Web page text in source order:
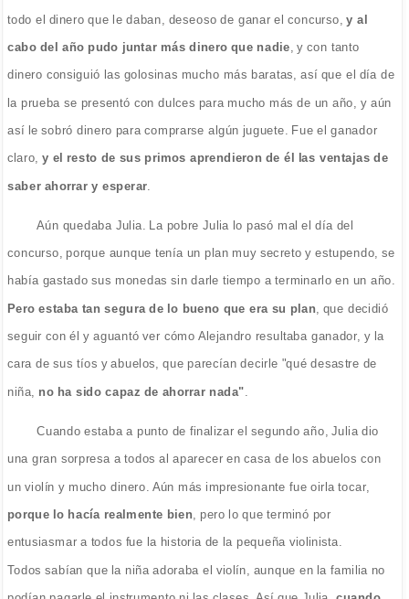
todo el dinero que le daban, deseoso de ganar el concurso, y al
cabo del año pudo juntar más dinero que nadie , y con tanto
dinero consiguió las golosinas mucho más baratas, así que el día de
la prueba se presentó con dulces para mucho más de un año, y aún
así le sobró dinero para comprarse algún juguete. Fue el ganador
claro, y el resto de sus primos aprendieron de él las ventajas de
saber ahorrar y esperar
Aún quedaba Julia. La pobre Julia lo pasó mal el día del
concurso, porque aunque tenía un plan muy secreto y estupendo, se
había gastado sus monedas sin darle tiempo a terminarlo en un año.
Pero estaba tan segura de lo bueno que era su plan , que decidió
seguir con él y aguantó ver cómo Alejandro resultaba ganador, y la
cara de sus tíos y abuelos, que parecían decirle "qué desastre de
niña, no ha sido capaz de ahorrar nada"
Cuando estaba a punto de finalizar el segundo año, Julia dio
una gran sorpresa a todos al aparecer en casa de los abuelos con
un violín y mucho dinero. Aún más impresionante fue oirla tocar,
porque lo hacía realmente bien , pero lo que terminó por
entusiasmar a todos fue la historia de la pequeña violinista.
Todos sabían que la niña adoraba el violín, aunque en la familia no